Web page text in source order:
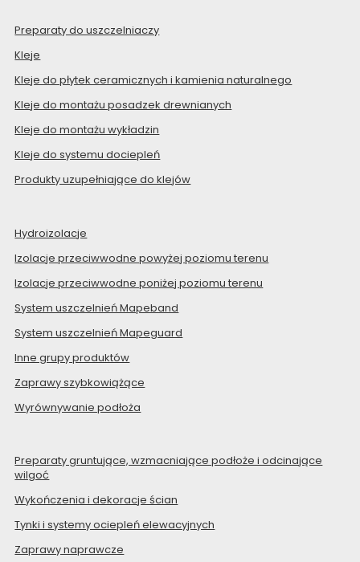
Preparaty do uszczelniaczy
Kleje
Kleje do płytek ceramicznych i kamienia naturalnego
Kleje do montażu posadzek drewnianych
Kleje do montażu wykładzin
Kleje do systemu dociepleń
Produkty uzupełniające do klejów
Hydroizolacje
Izolacje przeciwwodne powyżej poziomu terenu
Izolacje przeciwwodne poniżej poziomu terenu
System uszczelnień Mapeband
System uszczelnień Mapeguard
Inne grupy produktów
Zaprawy szybkowiążące
Wyrównywanie podłoża
Preparaty gruntujące, wzmacniające podłoże i odcinające
wilgoć
Wykończenia i dekoracje ścian
Tynki i systemy ociepleń elewacyjnych
Zaprawy naprawcze